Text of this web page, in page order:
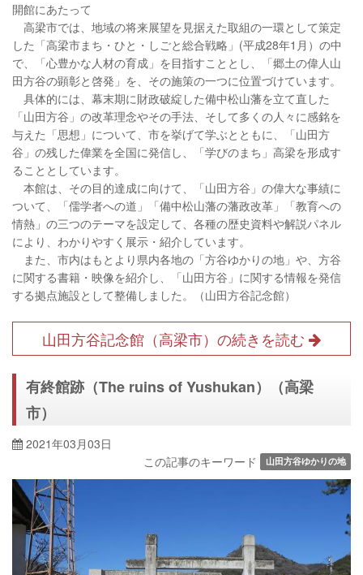
開館にあたって
高梁市では、地域の将来展望を見据えた取組の一環として策定
した「高梁市まち・ひと・しごと総合戦略」(平成28年1月）の中
で、「心豊かな人材の育成」を目指すこととし、「郷土の偉人山
田方谷の顕彰と啓発」を、その施策の一つに位置づけています。
具体的には、幕末期に財政破綻した備中松山藩を立て直した
「山田方谷」の改革理念やその手法、そして多くの人々に感銘を
与えた「思想」について、市を挙げて学ぶとともに、「山田方
谷」の残した偉業を全国に発信し、「学びのまち」高梁を形成す
ることとしています。
本館は、その目的達成に向けて、「山田方谷」の偉大な事績に
ついて、「儒学者への道」「備中松山藩の藩政改革」「教育への
情熱」の三つのテーマを設定して、各種の歴史資料や解説パネル
により、わかりやすく展示・紹介しています。
また、市内はもとより県内各地の「方谷ゆかりの地」や、方谷
に関する書籍・映像を紹介し、「山田方谷」に関する情報を発信
する拠点施設として整備しました。（山田方谷記念館）
山田方谷記念館（高梁市）の続きを読む
有終館跡（The ruins of Yushukan）（高梁
市）
2021年03月03日
この記事のキーワード
山田方谷ゆかりの地